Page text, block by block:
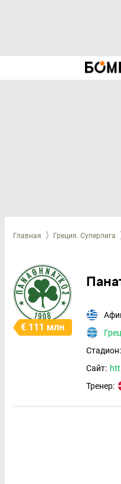
Главная Греция. Суперлига
€ 111 млн
Стадион:
Сайт:
Тренер: